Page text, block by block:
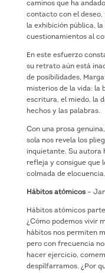
caminos que ha
contacto con el deseo,
la exhibición pública,
cuestionamientos al
En este esfuerzo
su retrato aún está
de posibilidades,
misterios de la vida: la
escritura, el miedo, la
hechos y las palabras.
Con una prosa
sola nos revela los
inquietante. Su autora
refleja y consigue que
colmada de elocuencia.
Hábitos atómicos–
Hábitos atómicos
¿Cómo podemos vivir
hábitos nos permiten
pero con frecuencia
hacer ejercicio,
despilfarramos. ¿Por